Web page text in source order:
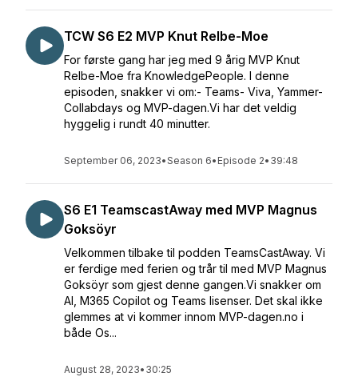
TCW S6 E2 MVP Knut Relbe-Moe
For første gang har jeg med 9 årig MVP Knut
Relbe-Moe fra KnowledgePeople. I denne
episoden, snakker vi om:- Teams- Viva, Yammer-
Collabdays og MVP-dagen.Vi har det veldig
hyggelig i rundt 40 minutter.
September 06, 2023•Season 6• Episode 2• 39:48
S6 E1 TeamscastAway med MVP Magnus
Goksöyr
Velkommen tilbake til podden TeamsCastAway. Vi
er ferdige med ferien og trår til med MVP Magnus
Goksöyr som gjest denne gangen.Vi snakker om
AI, M365 Copilot og Teams lisenser. Det skal ikke
glemmes at vi kommer innom MVP-dagen.no i
både Os...
August 28, 2023• 30:25